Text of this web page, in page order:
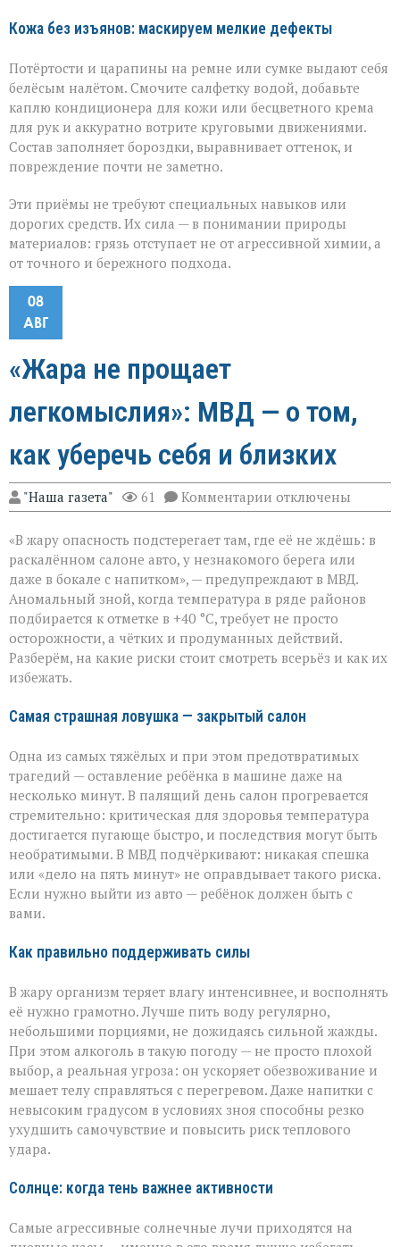
Кожа без изъянов: маскируем мелкие дефекты
Потёртости и царапины на ремне или сумке выдают себя
белёсым налётом. Смочите салфетку водой, добавьте
каплю кондиционера для кожи или бесцветного крема
для рук и аккуратно вотрите круговыми движениями.
Состав заполняет бороздки, выравнивает оттенок, и
повреждение почти не заметно.
Эти приёмы не требуют специальных навыков или
дорогих средств. Их сила — в понимании природы
материалов: грязь отступает не от агрессивной химии, а
от точного и бережного подхода.
08
АВГ
«Жара не прощает
легкомыслия»: МВД — о том,
как уберечь себя и близких
"Наша газета" 61 Комментарии к
записи
не
прощает
легкомыслия»:
МВД — о
том,
как
уберечь
себя
и
отключены
«В жару опасность подстерегает там, где её не ждёшь: в
раскалённом салоне авто, у незнакомого берега или
даже в бокале с напитком», — предупреждают в МВД.
Аномальный зной, когда температура в ряде районов
подбирается к отметке в +40 °C, требует не просто
осторожности, а чётких и продуманных действий.
Разберём, на какие риски стоит смотреть всерьёз и как их
избежать.
Самая страшная ловушка — закрытый салон
Одна из самых тяжёлых и при этом предотвратимых
трагедий — оставление ребёнка в машине даже на
несколько минут. В палящий день салон прогревается
стремительно: критическая для здоровья температура
достигается пугающе быстро, и последствия могут быть
необратимыми. В МВД подчёркивают: никакая спешка
или «дело на пять минут» не оправдывает такого риска.
Если нужно выйти из авто — ребёнок должен быть с
вами.
Как правильно поддерживать силы
В жару организм теряет влагу интенсивнее, и восполнять
её нужно грамотно. Лучше пить воду регулярно,
небольшими порциями, не дожидаясь сильной жажды.
При этом алкоголь в такую погоду — не просто плохой
выбор, а реальная угроза: он ускоряет обезвоживание и
мешает телу справляться с перегревом. Даже напитки с
невысоким градусом в условиях зноя способны резко
ухудшить самочувствие и повысить риск теплового
удара.
Солнце: когда тень важнее активности
Самые агрессивные солнечные лучи приходятся на